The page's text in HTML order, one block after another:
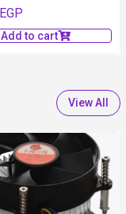
EGP
Add to cart
View All